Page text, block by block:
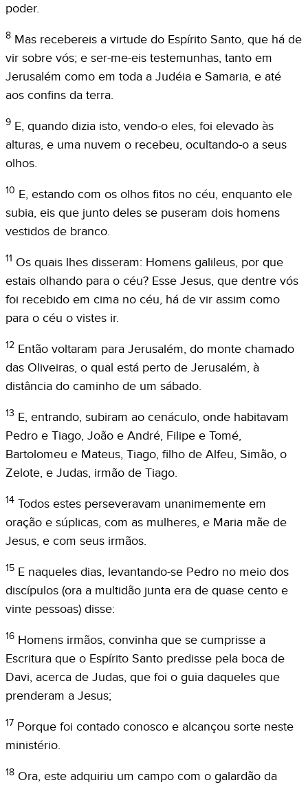
poder.
8 Mas recebereis a virtude do Espírito Santo, que há de
vir sobre vós; e ser-me-eis testemunhas, tanto em
Jerusalém como em toda a Judéia e Samaria, e até
aos confins da terra.
9 E, quando dizia isto, vendo-o eles, foi elevado às
alturas, e uma nuvem o recebeu, ocultando-o a seus
olhos.
10 E, estando com os olhos fitos no céu, enquanto ele
subia, eis que junto deles se puseram dois homens
vestidos de branco.
11 Os quais lhes disseram: Homens galileus, por que
estais olhando para o céu? Esse Jesus, que dentre vós
foi recebido em cima no céu, há de vir assim como
para o céu o vistes ir.
12 Então voltaram para Jerusalém, do monte chamado
das Oliveiras, o qual está perto de Jerusalém, à
distância do caminho de um sábado.
13 E, entrando, subiram ao cenáculo, onde habitavam
Pedro e Tiago, João e André, Filipe e Tomé,
Bartolomeu e Mateus, Tiago, filho de Alfeu, Simão, o
Zelote, e Judas, irmão de Tiago.
14 Todos estes perseveravam unanimemente em
oração e súplicas, com as mulheres, e Maria mãe de
Jesus, e com seus irmãos.
15 E naqueles dias, levantando-se Pedro no meio dos
discípulos (ora a multidão junta era de quase cento e
vinte pessoas) disse:
16 Homens irmãos, convinha que se cumprisse a
Escritura que o Espírito Santo predisse pela boca de
Davi, acerca de Judas, que foi o guia daqueles que
prenderam a Jesus;
17 Porque foi contado conosco e alcançou sorte neste
ministério.
18 Ora, este adquiriu um campo com o galardão da